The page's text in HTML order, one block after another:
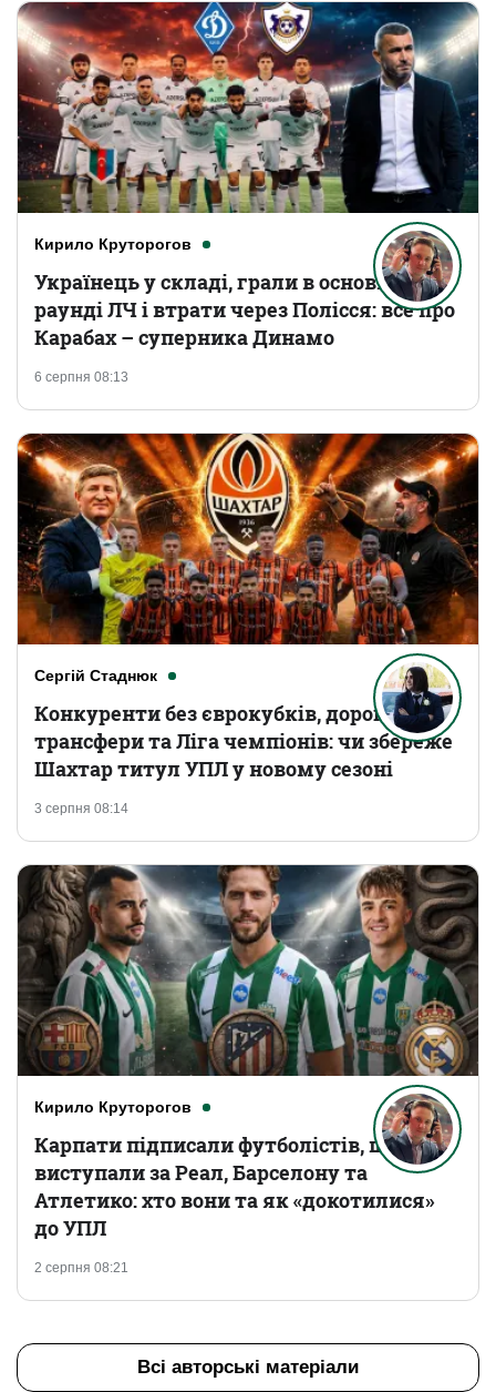
Кирило Круторогов
6 серпня 08:13
Українець у складі, грали в основному
раунді ЛЧ і втрати через Полісся: все про
Карабах – суперника Динамо
Сергій Стаднюк
3 серпня 08:14
Конкуренти без єврокубків, дорогі
трансфери та Ліга чемпіонів: чи збереже
Шахтар титул УПЛ у новому сезоні
Кирило Круторогов
2 серпня 08:21
Карпати підписали футболістів, що
виступали за Реал, Барселону та
Атлетико: хто вони та як «докотилися»
до УПЛ
Всі авторські матеріали